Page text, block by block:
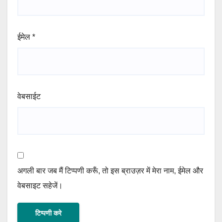
ईमेल *
वेबसाईट
अगली बार जब मैं टिप्पणी करूँ, तो इस ब्राउज़र में मेरा नाम, ईमेल और
वेबसाइट सहेजें।